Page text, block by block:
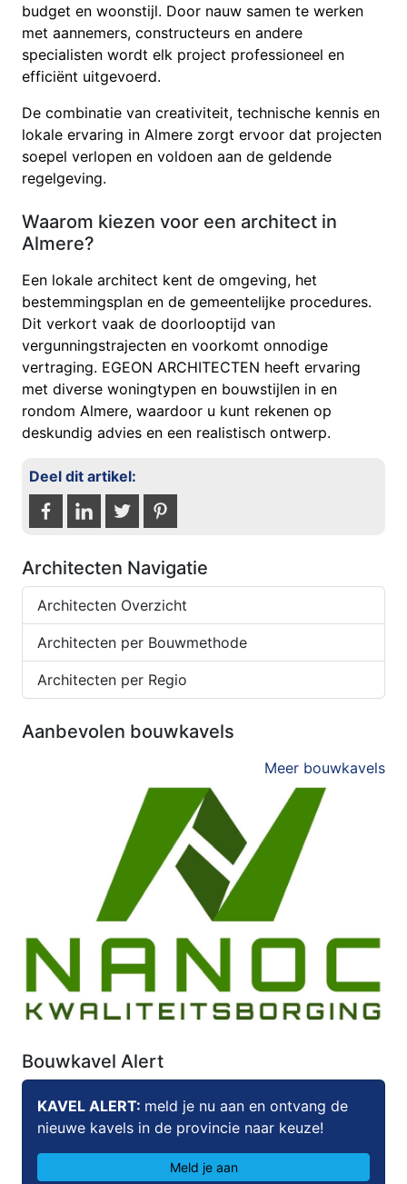
budget en woonstijl. Door nauw samen te werken
met aannemers, constructeurs en andere
specialisten wordt elk project professioneel en
efficiënt uitgevoerd.
De combinatie van creativiteit, technische kennis en
lokale ervaring in Almere zorgt ervoor dat projecten
soepel verlopen en voldoen aan de geldende
regelgeving.
Waarom kiezen voor een architect in
Almere?
Een lokale architect kent de omgeving, het
bestemmingsplan en de gemeentelijke procedures.
Dit verkort vaak de doorlooptijd van
vergunningstrajecten en voorkomt onnodige
vertraging. EGEON ARCHITECTEN heeft ervaring
met diverse woningtypen en bouwstijlen in en
rondom Almere, waardoor u kunt rekenen op
deskundig advies en een realistisch ontwerp.
Deel dit artikel:
Architecten Navigatie
Architecten Overzicht
Architecten per Bouwmethode
Architecten per Regio
Aanbevolen bouwkavels
Meer bouwkavels
Bouwkavel Alert
KAVEL ALERT: meld je nu aan en ontvang de
nieuwe kavels in de provincie naar keuze!
Meld je aan